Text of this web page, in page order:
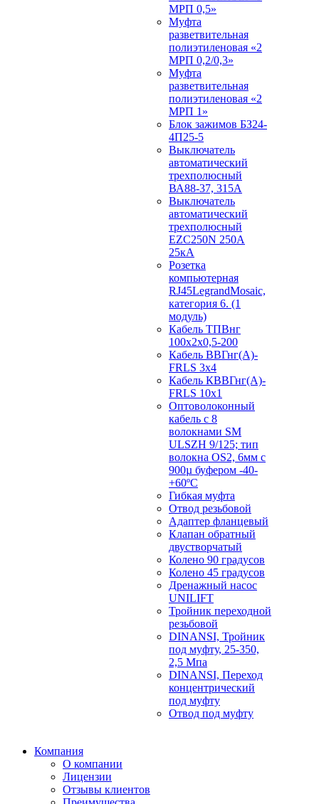
МРП 0,5»
Муфта
разветвительная
полиэтиленовая «2
МРП 0,2/0,3»
Муфта
разветвительная
полиэтиленовая «2
МРП 1»
Блок зажимов БЗ24-
4П25-5
Выключатель
автоматический
трехполюсный
ВА88-37, 315А
Выключатель
автоматический
трехполюсный
EZC250N 250А
25кА
Розетка
компьютерная
RJ45LegrandMosaic,
категория 6. (1
модуль)
Кабель ТПВнг
100х2х0,5-200
Кабель ВВГнг(А)-
FRLS 3х4
Кабель КВВГнг(А)-
FRLS 10х1
Оптоволоконный
кабель с 8
волокнами SM
ULSZH 9/125; тип
волокна OS2, 6мм с
900µ буфером -40-
+60ºC
Гибкая муфта
Отвод резьбовой
Адаптер фланцевый
Клапан обратный
двустворчатый
Колено 90 градусов
Колено 45 градусов
Дренажный насос
UNILIFT
Тройник переходной
резьбовой
DINANSI, Тройник
под муфту, 25-350,
2,5 Мпа
DINANSI, Переход
концентрический
под муфту
Отвод под муфту
Компания
О компании
Лицензии
Отзывы клиентов